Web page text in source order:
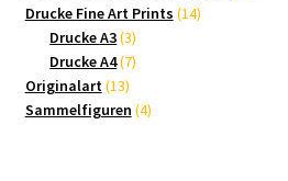
Drucke Fine Art Prints 1414
Drucke A3 33
Produkte
Drucke A4 77
Originalart 1313
Produkte
Sammelfiguren 44